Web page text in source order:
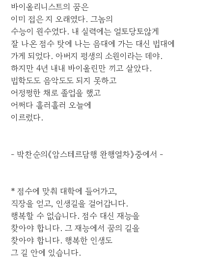
바이올리니스트의 꿈은
이미 접은 지 오래였다. 그놈의
수능이 원수였다. 내 실력에는 얼토당토않게
잘 나온 점수 탓에 나는 음대에 가는 대신 법대에
가게 되었다. 아버지 평생의 소원이라는 데야.
하지만 4년 내내 바이올린만 끼고 살았다.
법학도도 음악도도 되지 못하고
어정쩡한 채로 졸업을 했고
어쩌다 흘러흘러 오늘에
이르렀다.
- 박찬순의《암스테르담행 완행열차》중에서 -
* 점수에 맞춰 대학에 들어가고,
직장을 얻고, 인생길을 걸어갑니다.
행복할 수 없습니다. 점수 대신 재능을
찾아야 합니다. 그 재능에서 꿈의 길을
찾아야 합니다. 행복한 인생도
그 길 안에 있습니다.